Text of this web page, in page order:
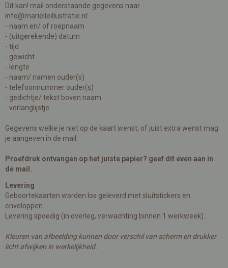
Dit kan! mail onderstaande gegevens naar
info@marielleillustratie.nl :
- naam en/ of roepnaam
- (uitgerekende) datum
- tijd
- gewicht
- lengte
- naam/ namen ouder(s)
- telefoonnummer ouder(s)
- gedichtje/ tekst boven naam
- verlanglijstje
Gegevens welke je niet op de kaart wenst, of juist extra wenst mag
je aangeven in de mail.
Proefdruk ontvangen op het juiste papier? geef dit even aan in
de mail.
Levering
Geboortekaarten worden los geleverd met sluitstickers en
enveloppen.
Levering spoedig (in overleg, verwachting binnen 1 werkweek).
Kleuren van afbeelding kunnen door verschil van scherm en drukker
licht afwijken in werkelijkheid.